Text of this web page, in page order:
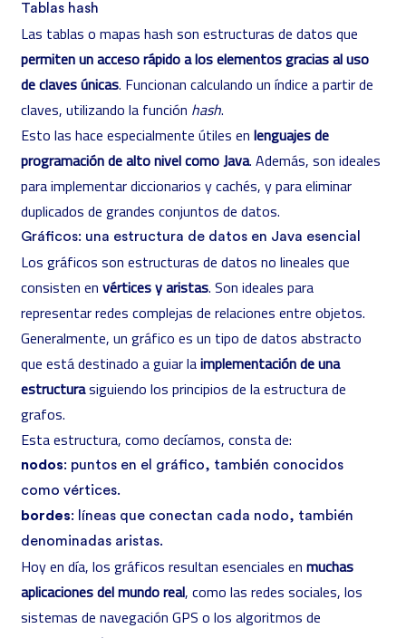
Tablas hash
Las tablas o mapas hash son estructuras de datos que
permiten un acceso rápido a los elementos gracias al uso
de claves únicas. Funcionan calculando un índice a partir de
claves, utilizando la función hash.
Esto las hace especialmente útiles en lenguajes de
programación de alto nivel como Java. Además, son ideales
para implementar diccionarios y cachés, y para eliminar
duplicados de grandes conjuntos de datos.
Gráficos: una estructura de datos en Java esencial
Los gráficos son estructuras de datos no lineales que
consisten en vértices y aristas. Son ideales para
representar redes complejas de relaciones entre objetos.
Generalmente, un gráfico es un tipo de datos abstracto
que está destinado a guiar laimplementación de una
estructurasiguiendo los principios de la estructura de
grafos.
Esta estructura, como decíamos, consta de:
nodos: puntos en el gráfico, también conocidos
como vértices.
bordes: líneas que conectan cada nodo, también
denominadas aristas.
Hoy en día, los gráficos resultan esenciales en muchas
aplicaciones del mundo real, como las redes sociales, los
sistemas de navegación GPS o los algoritmos de